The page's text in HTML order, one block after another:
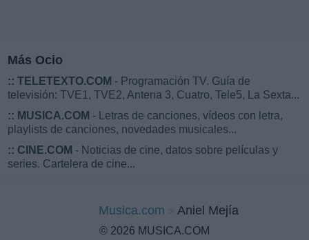
Más Ocio
:: TELETEXTO.COM - Programación TV. Guía de
televisión: TVE1, TVE2, Antena 3, Cuatro, Tele5, La Sexta...
:: MUSICA.COM - Letras de canciones, vídeos con letra,
playlists de canciones, novedades musicales...
:: CINE.COM - Noticias de cine, datos sobre películas y
series. Cartelera de cine...
Musica.com Aniel Mejía
© 2026 MUSICA.COM